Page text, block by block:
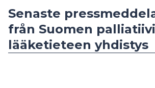
Senaste
från Suomen
lääketieteen yhdistys